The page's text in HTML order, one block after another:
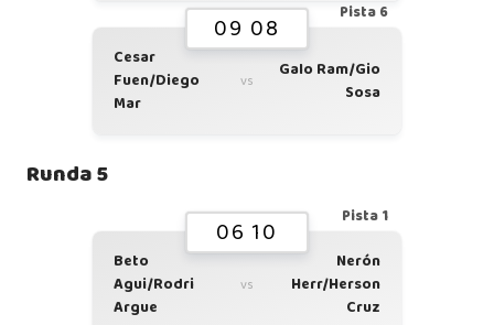
Pista 6
09 08
Cesar
Fuen/Diego
Mar
vs
Galo Ram/Gio
Sosa
Runda 5
Pista 1
06 10
Beto
Agui/Rodri
Argue
vs
Nerón
Herr/Herson
Cruz